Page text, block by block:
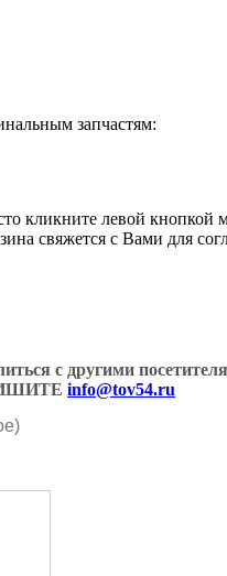
запчастям:
кликните левой
свяжется с Вами для
с другими
info@tov54.ru